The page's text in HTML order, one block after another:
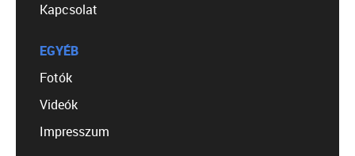
Kapcsolat
EGYÉB
Fotók
Videók
Impresszum